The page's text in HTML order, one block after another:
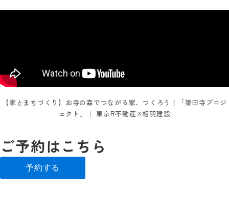
【家とまちづくり】お寺の森でつながる家、つくろう！「簗田寺プロジ
ェクト」｜ 東京R不動産×相羽建設
ご予約はこちら
予約する